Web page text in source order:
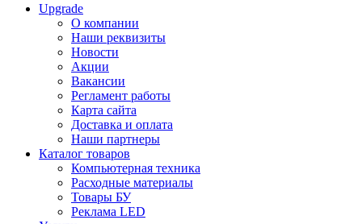
Upgrade
О компании
Наши реквизиты
Новости
Акции
Вакансии
Регламент работы
Карта сайта
Доставка и оплата
Наши партнеры
Каталог товаров
Компьютерная техника
Расходные материалы
Товары БУ
Реклама LED